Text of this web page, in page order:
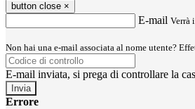
button close ×
E-mail Verrà
Non hai una e-mail associata al nome utente?
E-mail inviata, si prega di controllare la
Errore